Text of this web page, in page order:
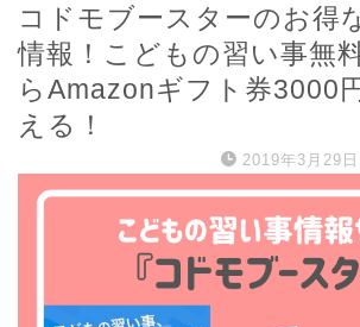
コドモブースターのお得
情報！こどもの習い事無
らAmazonギフト券3000
える！
2019年3月29日